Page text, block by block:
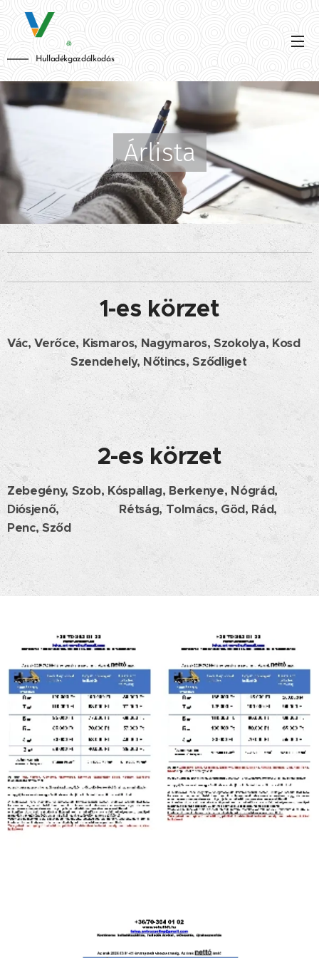
Hulladékgazdálkodás
Árlista
1-es körzet
Vác, Verőce, Kismaros, Nagymaros, Szokolya, Kosd
Szendehely, Nőtincs, Sződliget
2-es körzet
Zebegény, Szob, Kóspallag, Berkenye, Nógrád,
Diósjenő, Rétság, Tolmács, Göd, Rád,
Penc, Sződ